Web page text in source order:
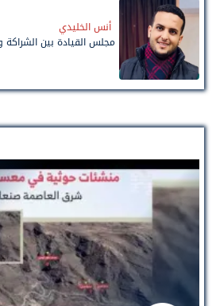
أنس الخليدي
مجلس القيادة بين الشراكة